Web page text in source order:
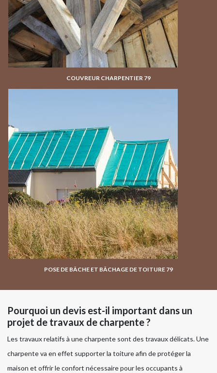
COUVREUR CHARPENTIER 79
POSE DE BÂCHE ET BÂCHAGE DE TOITURE 79
Pourquoi un devis est-il important dans un
projet de travaux de charpente ?
Les travaux relatifs à une charpente sont des travaux délicats. Une
charpente va en effet supporter la toiture afin de protéger la
maison et offrir le confort nécessaire pour les occupants à